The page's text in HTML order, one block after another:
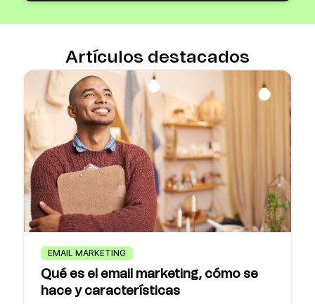
Artículos destacados
EMAIL MARKETING
Qué es el email marketing, cómo se
hace y características